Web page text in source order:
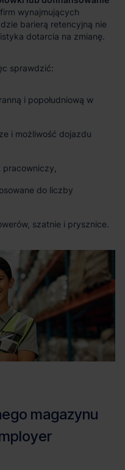
i popołudniową w
i możliwość dojazdu
do liczby
szatnie i prysznice.